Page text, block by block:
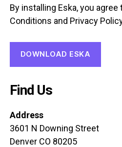
By installing Eska, you agree
Conditions and Privacy
DOWNLOAD ESKA
Find Us
Address
3601 N Downing Street
Denver CO 80205